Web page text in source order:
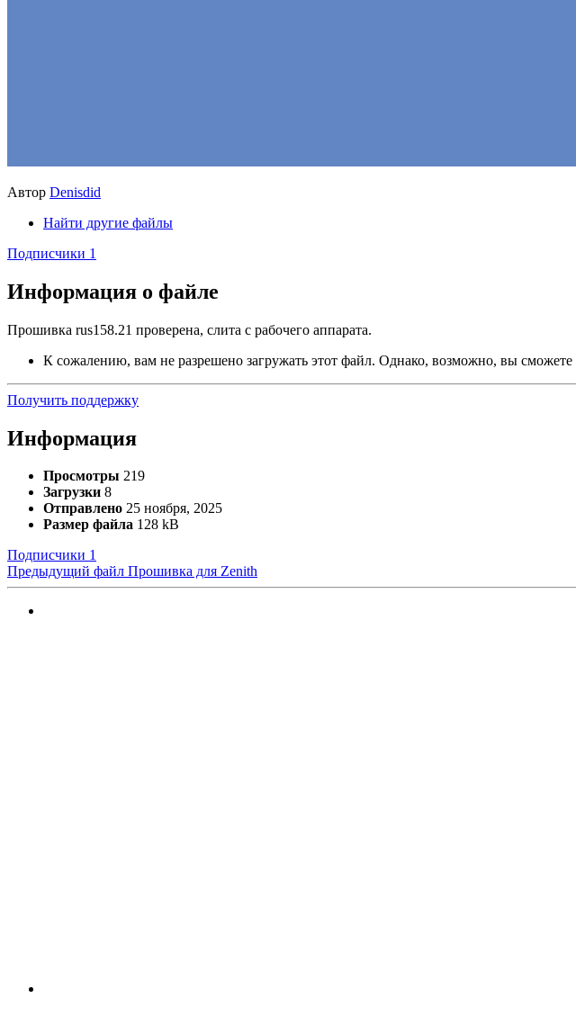
Автор Denisdid
Найти другие файлы
Подписчики 1
Информация о файле
Прошивка rus158.21 проверена, слита с рабочего аппарата.
К сожалению, вам не разрешено загружать этот файл. Однако, возможно, вы сможете
Получить поддержку
Информация
Просмотры 219
Загрузки 8
Отправлено 25 ноября, 2025
Размер файла 128 kB
Подписчики 1
Предыдущий файл Прошивка для Zenith